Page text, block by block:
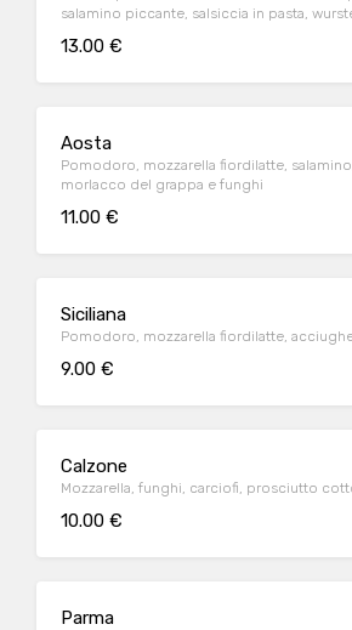
salamino piccante, salsiccia in pasta,
13.00 €
Aosta
Pomodoro, mozzarella fiordilatte,
morlacco del grappa e funghi
11.00 €
Siciliana
Pomodoro, mozzarella fiordilatte,
9.00 €
Calzone
Mozzarella, funghi, carciofi, prosciutto
10.00 €
Parma